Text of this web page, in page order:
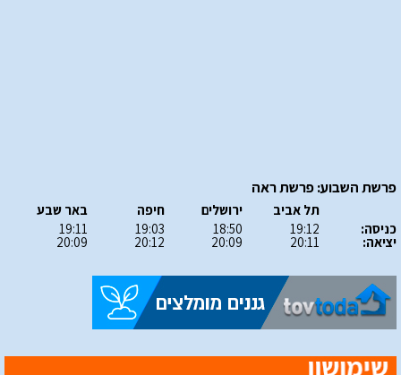
פרשת השבוע: פרשת ראה
כניסה:
יציאה:
תל אביב
19:12
20:11
ירושלים
18:50
20:09
חיפה
19:03
20:12
באר שבע
19:11
20:09